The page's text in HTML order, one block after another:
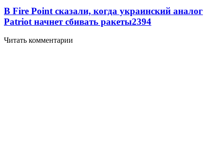
В Fire Point сказали, когда украинский аналог
Patriot начнет сбивать ракеты2394
Читать комментарии